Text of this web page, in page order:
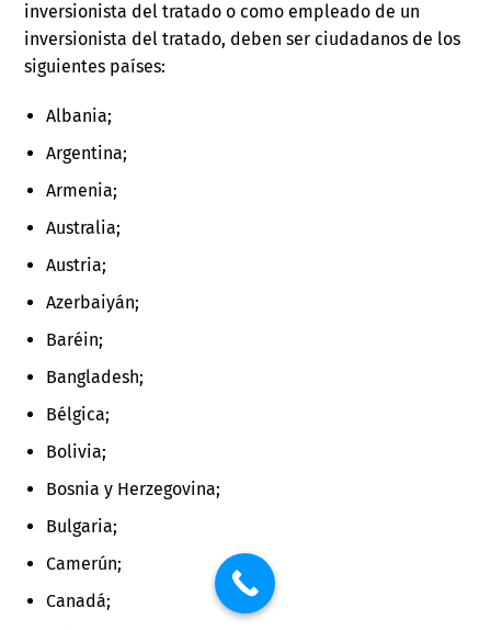
inversionista del tratado o como empleado de un
inversionista del tratado, deben ser ciudadanos de los
siguientes países:
Albania;
Argentina;
Armenia;
Australia;
Austria;
Azerbaiyán;
Baréin;
Bangladesh;
Bélgica;
Bolivia;
Bosnia y Herzegovina;
Bulgaria;
Camerún;
Canadá;